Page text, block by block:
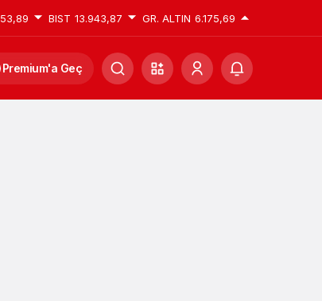
53,89 BIST 13.943,87 GR. ALTIN 6.175,69
Premium'a Geç